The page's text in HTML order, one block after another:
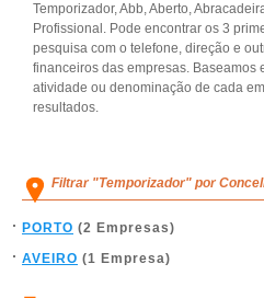
Temporizador, Abb, Aberto,
Profissional. Pode encontrar os 3
pesquisa com o telefone, direção e
financeiros das empresas. Baseamos
atividade ou denominação de cada
resultados.
Filtrar "Temporizador" por
PORTO (2 Empresas)
AVEIRO (1 Empresa)